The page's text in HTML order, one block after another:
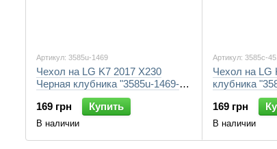
Артикул: 3585u-1469
Чехол на LG K7 2017 X230
Черная клубника "3585u-1469-
169 грн
Купить
В наличии
Артикул: 3585c-
Чехол на LG
клубника
169 грн
В наличии